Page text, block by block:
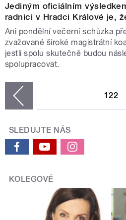
Jediným oficiálním
radnici v Hradci Králové je,
Ani pondělní večerní schůzka
zvažované široké magistrátní
jestli spolu skutečně budou
spolupracovat.
122
SLEDUJTE NÁS
KOLEGOVÉ